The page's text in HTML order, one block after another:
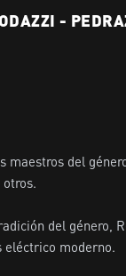
-
maestros del
del género,
eléctrico moderno.